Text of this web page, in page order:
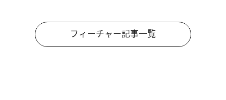
フィーチャー記事一覧